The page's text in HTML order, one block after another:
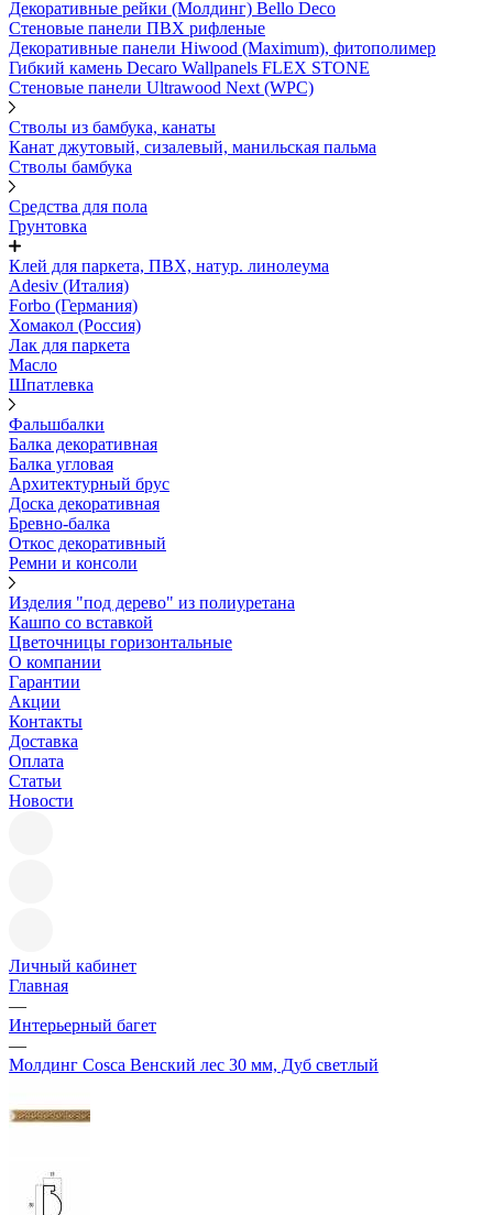
Декоративные рейки (Молдинг) Bello Deco
Стеновые панели ПВХ рифленые
Декоративные панели Hiwood (Maximum), фитополимер
Гибкий камень Decaro Wallpanels FLEX STONE
Стеновые панели Ultrawood Next (WPC)
Стволы из бамбука, канаты
Канат джутовый, сизалевый, манильская пальма
Стволы бамбука
Средства для пола
Грунтовка
Клей для паркета, ПВХ, натур. линолеума
Adesiv (Италия)
Forbo (Германия)
Хомакол (Россия)
Лак для паркета
Масло
Шпатлевка
Фальшбалки
Балка декоративная
Балка угловая
Архитектурный брус
Доска декоративная
Бревно-балка
Откос декоративный
Ремни и консоли
Изделия "под дерево" из полиуретана
Кашпо со вставкой
Цветочницы горизонтальные
О компании
Гарантии
Акции
Контакты
Доставка
Оплата
Статьи
Новости
Личный кабинет
Главная
—
Интерьерный багет
—
Молдинг Cosca Венский лес 30 мм, Дуб светлый